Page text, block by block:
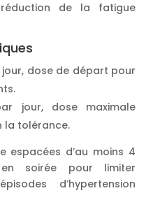
de la fatigue
dose de départ pour
jour, dose maximale
la tolérance.
espacées d’au moins 4
soirée pour limiter
d’hypertension